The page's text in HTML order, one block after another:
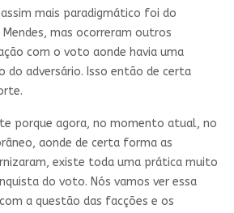
mais paradigmático foi do
mas ocorreram outros
com o voto aonde havia uma
do adversário. Isso então de certa
porque agora, no momento atual, no
aonde de certa forma as
existe toda uma prática muito
do voto. Nós vamos ver essa
a questão das facções e os